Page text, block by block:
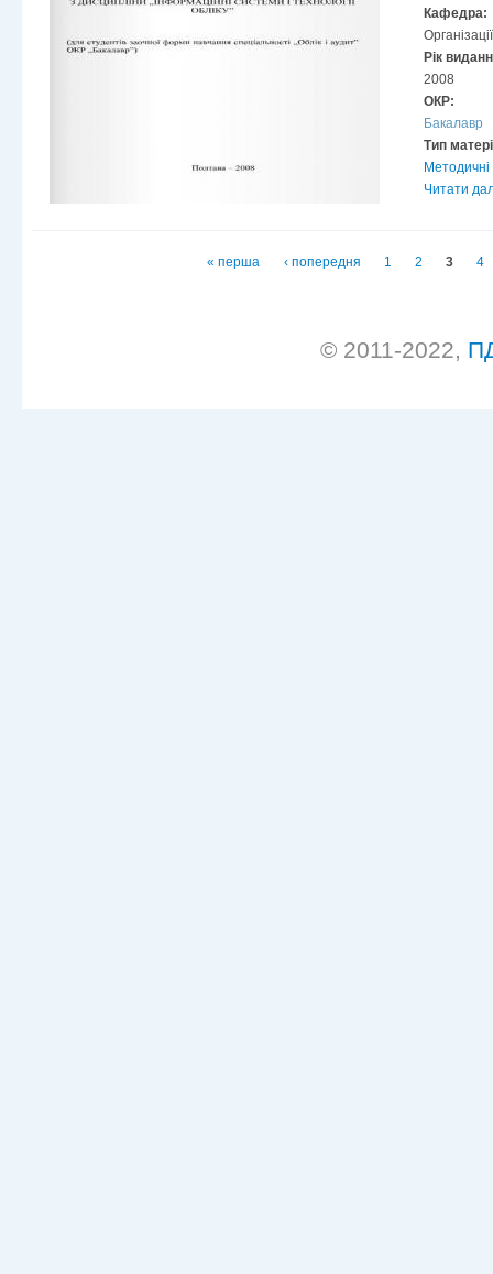
Кафедра:
Рік
2008
ОКР:
Бакалавр
Тип
Методичні
Читати
« перша ‹ попередня 1 2 3 4
© 2011-2022,